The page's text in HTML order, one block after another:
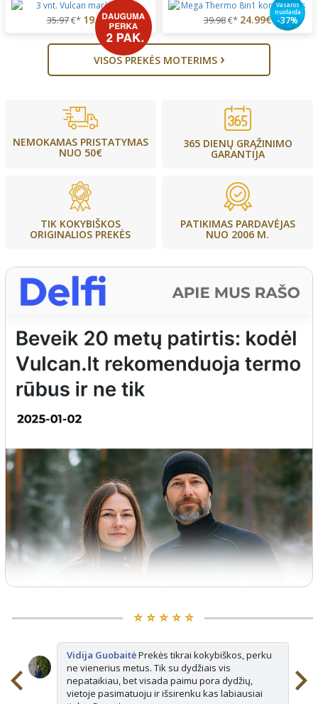
35.97€* 19.99€
Vasaros
nuolaida
-37%
39.98€* 24.99€
VISOS PREKĖS MOTERIMS ›
NEMOKAMAS PRISTATYMAS
NUO 50€
365 DIENŲ GRĄŽINIMO
GARANTIJA
TIK KOKYBIŠKOS
ORIGINALIOS PREKĖS
PATIKIMAS PARDAVĖJAS
NUO 2006 M.
⭐️ ⭐️ ⭐️ ⭐️ ⭐️
Vidija GuobaitėPrekės tikrai kokybiškos, perku
ne vienerius metus. Tik su dydžiais vis
nepataikiau, bet visada paimu pora dydžių,
vietoje pasimatuoju ir išsirenku kas labiausiai